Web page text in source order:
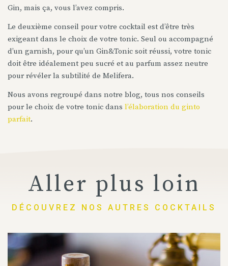
Gin, mais ça, vous l’avez compris.
Le deuxième conseil pour votre cocktail est d’être très
exigeant dans le choix de votre tonic. Seul ou accompagné
d’un garnish, pour qu’un Gin&Tonic soit réussi, votre tonic
doit être idéalement peu sucré et au parfum assez neutre
pour révéler la subtilité de Melifera.
Nous avons regroupé dans notre blog, tous nos conseils
pour le choix de votre tonic dans l’élaboration du ginto
parfait.
Aller plus loin
DÉCOUVREZ NOS AUTRES COCKTAILS